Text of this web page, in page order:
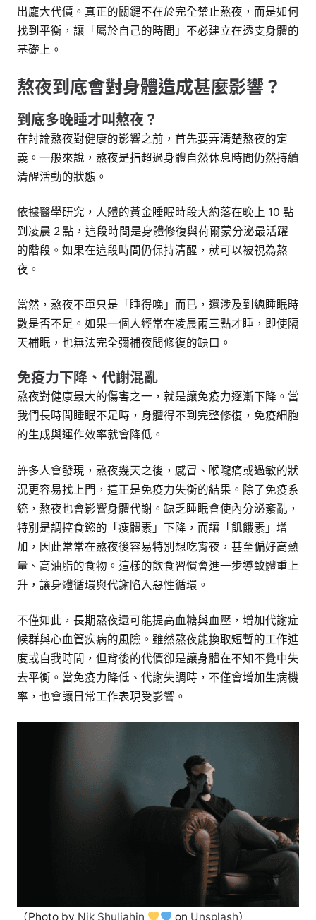
出龐大代價。真正的關鍵不在於完全禁止熬夜，而是如何
找到平衡，讓「屬於自己的時間」不必建立在透支身體的
基礎上。
熬夜到底會對身體造成甚麼影響？
到底多晚睡才叫熬夜？
在討論熬夜對健康的影響之前，首先要弄清楚熬夜的定
義。一般來說，熬夜是指超過身體自然休息時間仍然持續
清醒活動的狀態。
依據醫學研究，人體的黃金睡眠時段大約落在晚上 10 點
到凌晨 2 點，這段時間是身體修復與荷爾蒙分泌最活躍
的階段。如果在這段時間仍保持清醒，就可以被視為熬
夜。
當然，熬夜不單只是「睡得晚」而已，還涉及到總睡眠時
數是否不足。如果一個人經常在凌晨兩三點才睡，即使隔
天補眠，也無法完全彌補夜間修復的缺口。
免疫力下降、代謝混亂
熬夜對健康最大的傷害之一，就是讓免疫力逐漸下降。當
我們長時間睡眠不足時，身體得不到完整修復，免疫細胞
的生成與運作效率就會降低。
許多人會發現，熬夜幾天之後，感冒、喉嚨痛或過敏的狀
況更容易找上門，這正是免疫力失衡的結果。除了免疫系
統，熬夜也會影響身體代謝。缺乏睡眠會使內分泌紊亂，
特別是調控食慾的「瘦體素」下降，而讓「飢餓素」增
加，因此常常在熬夜後容易特別想吃宵夜，甚至偏好高熱
量、高油脂的食物。這樣的飲食習慣會進一步導致體重上
升，讓身體循環與代謝陷入惡性循環。
不僅如此，長期熬夜還可能提高血糖與血壓，增加代謝症
候群與心血管疾病的風險。雖然熬夜能換取短暫的工作進
度或自我時間，但背後的代價卻是讓身體在不知不覺中失
去平衡。當免疫力降低、代謝失調時，不僅會增加生病機
率，也會讓日常工作表現受影響。
（Photo by Nik Shuliahin on Unsplash）